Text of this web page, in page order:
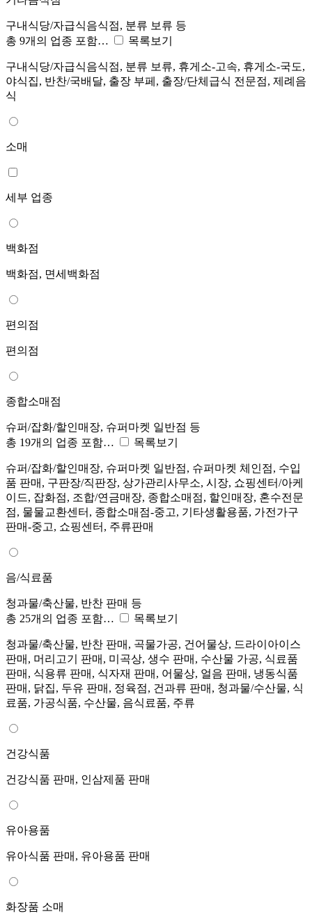
구내식당/자급식음식점, 분류 보류 등
총 9개의 업종 포함…
목록보기
구내식당/자급식음식점, 분류 보류, 휴게소-고속, 휴게소-국도,
야식집, 반찬/국배달, 출장 부페, 출장/단체급식 전문점, 제례음
식
소매
세부 업종
백화점
백화점, 면세백화점
편의점
편의점
종합소매점
슈퍼/잡화/할인매장, 슈퍼마켓 일반점 등
총 19개의 업종 포함…
목록보기
슈퍼/잡화/할인매장, 슈퍼마켓 일반점, 슈퍼마켓 체인점, 수입
품 판매, 구판장/직판장, 상가관리사무소, 시장, 쇼핑센터/아케
이드, 잡화점, 조합/연금매장, 종합소매점, 할인매장, 혼수전문
점, 물물교환센터, 종합소매점-중고, 기타생활용품, 가전가구
판매-중고, 쇼핑센터, 주류판매
음/식료품
청과물/축산물, 반찬 판매 등
총 25개의 업종 포함…
목록보기
청과물/축산물, 반찬 판매, 곡물가공, 건어물상, 드라이아이스
판매, 머리고기 판매, 미곡상, 생수 판매, 수산물 가공, 식료품
판매, 식용류 판매, 식자재 판매, 어물상, 얼음 판매, 냉동식품
판매, 닭집, 두유 판매, 정육점, 건과류 판매, 청과물/수산물, 식
료품, 가공식품, 수산물, 음식료품, 주류
건강식품
건강식품 판매, 인삼제품 판매
유아용품
유아식품 판매, 유아용품 판매
화장품 소매